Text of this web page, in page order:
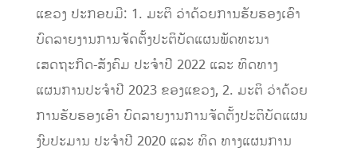
ແຂວງ ປະກອບມີ: 1. ມະຕິ ວ່າດ້ວຍການຮັບຮອງເອົາ
ບົດລາຍງານການຈັດຕັ້ງປະຕິບັດແຜນພັດທະນາ
ເສດຖະກິດ-ສັງຄົມ ປະຈຳປີ 2022 ແລະ ທິດທາງ
ແຜນການປະຈໍາປີ 2023 ຂອງແຂວງ, 2. ມະຕິ ວ່າດ້ວຍ
ການຮັບຮອງເອົາ ບົດລາຍງານການຈັດຕັ້ງປະຕິບັດແຜນ
ງົບປະມານ ປະຈໍາປີ 2020 ແລະ ທິດ ທາງແຜນການ